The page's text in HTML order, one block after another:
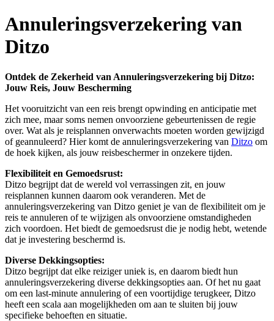
Annuleringsverzekering van
Ditzo
Ontdek de Zekerheid van Annuleringsverzekering bij Ditzo:
Jouw Reis, Jouw Bescherming
Het vooruitzicht van een reis brengt opwinding en anticipatie met
zich mee, maar soms nemen onvoorziene gebeurtenissen de regie
over. Wat als je reisplannen onverwachts moeten worden gewijzigd
of geannuleerd? Hier komt de annuleringsverzekering van Ditzo om
de hoek kijken, als jouw reisbeschermer in onzekere tijden.
Flexibiliteit en Gemoedsrust:
Ditzo begrijpt dat de wereld vol verrassingen zit, en jouw
reisplannen kunnen daarom ook veranderen. Met de
annuleringsverzekering van Ditzo geniet je van de flexibiliteit om je
reis te annuleren of te wijzigen als onvoorziene omstandigheden
zich voordoen. Het biedt de gemoedsrust die je nodig hebt, wetende
dat je investering beschermd is.
Diverse Dekkingsopties:
Ditzo begrijpt dat elke reiziger uniek is, en daarom biedt hun
annuleringsverzekering diverse dekkingsopties aan. Of het nu gaat
om een last-minute annulering of een voortijdige terugkeer, Ditzo
heeft een scala aan mogelijkheden om aan te sluiten bij jouw
specifieke behoeften en situatie.